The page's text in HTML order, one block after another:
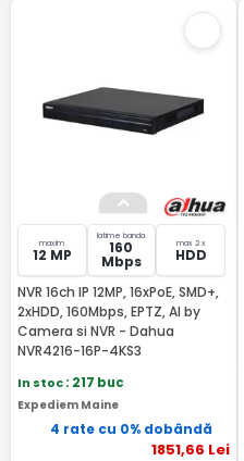
maxim
12 MP
latime banda
160
Mbps
max 2 x
HDD
NVR 16ch IP 12MP, 16xPoE, SMD+,
2xHDD, 160Mbps, EPTZ, AI by
Camera si NVR - Dahua
NVR4216-16P-4KS3
In stoc: 217 buc
Expediem Maine
4 rate cu 0% dobândă
1851,66 Lei